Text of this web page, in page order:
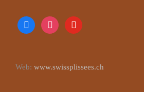
facebookinstagramyoutube
Web: www.swissplissees.ch